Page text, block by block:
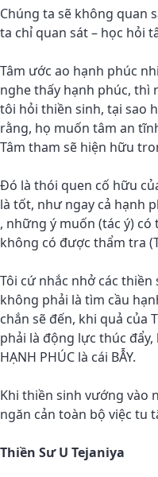
Chúng ta sẽ không quan
ta chỉ quan sát – học hỏi
Tâm ước ao hạnh phúc
nghe thấy hạnh phúc, thì
tôi hỏi thiền sinh, tại sao
rằng, họ muốn tâm an
Tâm tham sẽ hiện hữu
Đó là thói quen cố hữu
là tốt, như ngay cả hạnh
, những ý muốn (tác ý)
không có được thẩm tra
Tôi cứ nhắc nhở các
không phải là tìm cầu
chắn sẽ đến, khi quả của
phải là động lực thúc
HẠNH PHÚC là cái BẪY.
Khi thiền sinh vướng vào
ngăn cản toàn bộ việc tu
Thiền Sư U Tejaniya